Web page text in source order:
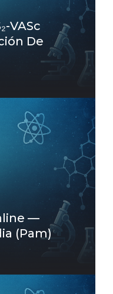
VASc
De
—
(pam)